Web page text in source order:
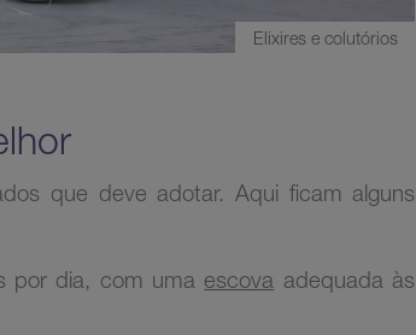
Elixires e colutórios
que deve adotar. Aqui ficam alguns
por dia, com uma escova adequada às